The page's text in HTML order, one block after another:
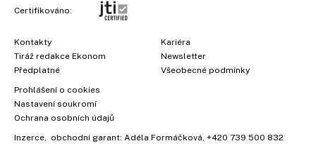
Certifikováno:
Kontakty
Tiráž redakce Ekonom
Předplatné
Kariéra
Newsletter
Všeobecné podmínky
Prohlášení o cookies
Nastavení soukromí
Ochrana osobních údajů
Inzerce, obchodní garant: Adéla Formáčková, +420 739 500 832